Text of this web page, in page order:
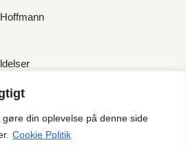
din oplevelse på denne side
Cookie Politik
GDPR